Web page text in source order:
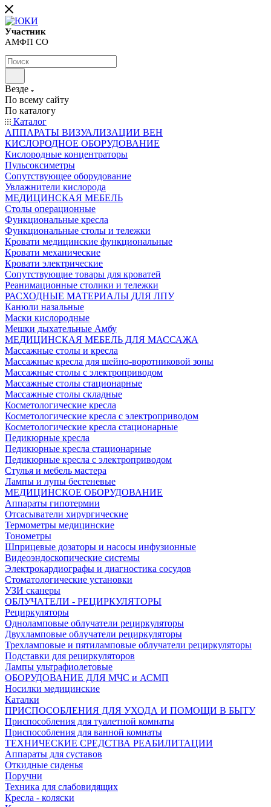
Участник
АМФП СО
Везде
По всему сайту
По каталогу
Каталог
АППАРАТЫ ВИЗУАЛИЗАЦИИ ВЕН
КИСЛОРОДНОЕ ОБОРУДОВАНИЕ
Кислородные концентраторы
Пульсоксиметры
Сопутствующее оборудование
Увлажнители кислорода
МЕДИЦИНСКАЯ МЕБЕЛЬ
Столы операционные
Функциональные кресла
Функциональные столы и тележки
Кровати медицинские функциональные
Кровати механические
Кровати электрические
Сопутствующие товары для кроватей
Реанимационные столики и тележки
РАСХОДНЫЕ МАТЕРИАЛЫ ДЛЯ ЛПУ
Канюли назальные
Маски кислородные
Мешки дыхательные Амбу
МЕДИЦИНСКАЯ МЕБЕЛЬ ДЛЯ МАССАЖА
Массажные столы и кресла
Массажные кресла для шейно-воротниковой зоны
Массажные столы с электроприводом
Массажные столы стационарные
Массажные столы складные
Косметологические кресла
Косметологические кресла с электроприводом
Косметологические кресла стационарные
Педикюрные кресла
Педикюрные кресла стационарные
Педикюрные кресла с электроприводом
Стулья и мебель мастера
Лампы и лупы бестеневые
МЕДИЦИНСКОЕ ОБОРУДОВАНИЕ
Аппараты гипотермии
Отсасыватели хирургические
Термометры медицинские
Тонометры
Шприцевые дозаторы и насосы инфузионные
Видеоэндоскопические системы
Электрокардиографы и диагностика сосудов
Стоматологические установки
УЗИ сканеры
ОБЛУЧАТЕЛИ - РЕЦИРКУЛЯТОРЫ
Рециркуляторы
Одноламповые облучатели рециркуляторы
Двухламповые облучатели рециркуляторы
Трехламповые и пятиламповые облучатели рециркуляторы
Подставки для рециркуляторов
Лампы ультрафиолетовые
ОБОРУДОВАНИЕ ДЛЯ МЧС и АСМП
Носилки медицинские
Каталки
ПРИСПОСОБЛЕНИЯ ДЛЯ УХОДА И ПОМОЩИ В БЫТУ
Приспособления для туалетной комнаты
Приспособления для ванной комнаты
ТЕХНИЧЕСКИЕ СРЕДСТВА РЕАБИЛИТАЦИИ
Аппараты для суставов
Откидные сиденья
Поручни
Техника для слабовидящих
Кресла - коляски